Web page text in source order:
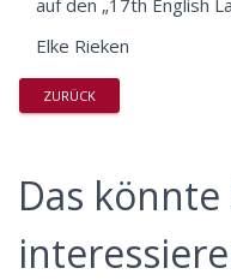
auf den „17th English
Elke Rieken
ZURÜCK
Das könnte